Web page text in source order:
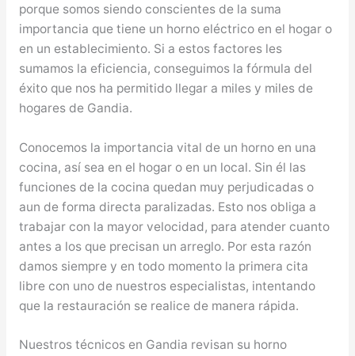
porque somos siendo conscientes de la suma
importancia que tiene un horno eléctrico en el hogar o
en un establecimiento. Si a estos factores les
sumamos la eficiencia, conseguimos la fórmula del
éxito que nos ha permitido llegar a miles y miles de
hogares de Gandia.
Conocemos la importancia vital de un horno en una
cocina, así sea en el hogar o en un local. Sin él las
funciones de la cocina quedan muy perjudicadas o
aun de forma directa paralizadas. Esto nos obliga a
trabajar con la mayor velocidad, para atender cuanto
antes a los que precisan un arreglo. Por esta razón
damos siempre y en todo momento la primera cita
libre con uno de nuestros especialistas, intentando
que la restauración se realice de manera rápida.
Nuestros técnicos en Gandia revisan su horno